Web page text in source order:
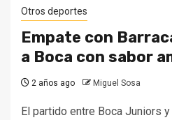
Otros deportes
Empate con
a Boca con sabor
2 años ago Miguel Sosa
El partido entre Boca Juniors